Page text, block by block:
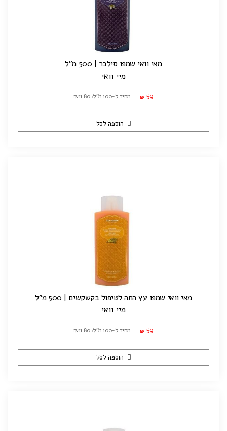
מאי וואי שמפו סילבר | 500 מ"ל
מיי וואי
₪ 59 מחיר ל-100 מ"ל: ₪11.80
הוספה לסל
מאי וואי שמפו עץ התה לטיפול בקשקשים | 500 מ"ל
מיי וואי
₪ 59 מחיר ל-100 מ"ל: ₪11.80
הוספה לסל